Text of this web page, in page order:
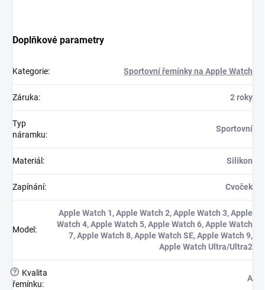
Doplňkové parametry
Kategorie: Sportovní řemínky na Apple Watch
Záruka: 2 roky
Typ
náramku:
Sportovní
Materiál : Silikon
Zapínání: Cvoček
Model :
Apple Watch 1, Apple Watch 2, Apple Watch 3, Apple
Watch 4, Apple Watch 5, Apple Watch 6, Apple Watch
7, Apple Watch 8, Apple Watch SE, Apple Watch 9,
Apple Watch Ultra/Ultra2
?
Kvalita
řemínku:
A